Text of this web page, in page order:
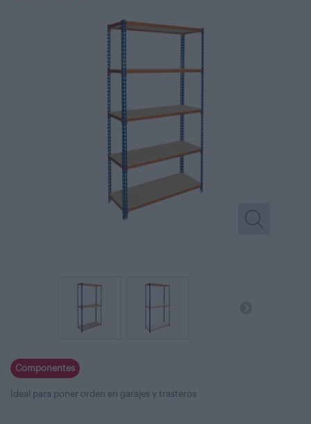
Componentes
Ideal para poner orden en garajes y trasteros